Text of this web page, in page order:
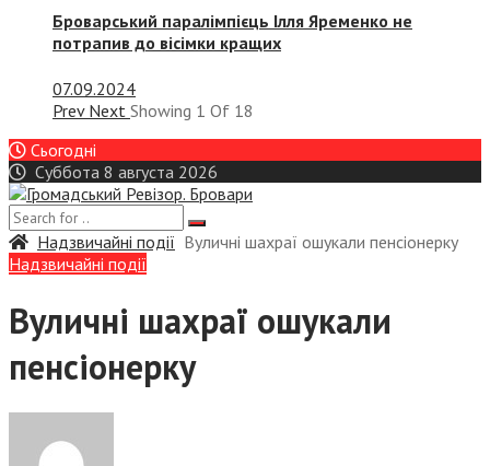
Броварський паралімпієць Ілля Яременко не
потрапив до вісімки кращих
07.09.2024
Prev Next Showing 1 Of 18
Сьогодні
Суббота 8 августа 2026
Надзвичайні події Вуличні шахраї ошукали пенсіонерку
Надзвичайні події
Вуличні шахраї ошукали
пенсіонерку